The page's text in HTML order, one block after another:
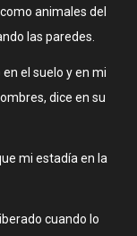
animales del
las paredes.
el suelo y en mi
dice en su
mi estadía en la
cuando lo